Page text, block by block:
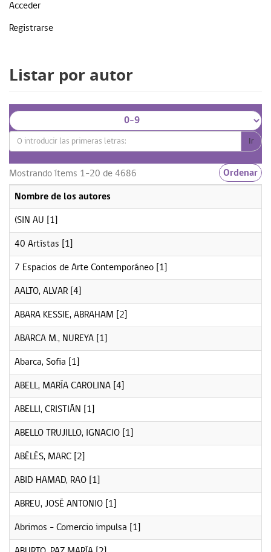
Acceder
Registrarse
Listar por autor
Ir
Mostrando ítems 1-20 de 4686 Ordenar
Nombre de los autores
(SIN AU [1]
40 Artístas [1]
7 Espacios de Arte Contemporáneo [1]
AALTO, ALVAR [4]
ABARA KESSIE, ABRAHAM [2]
ABARCA M., NUREYA [1]
Abarca, Sofia [1]
ABELL, MARÍA CAROLINA [4]
ABELLI, CRISTIÁN [1]
ABELLO TRUJILLO, IGNACIO [1]
ABÉLÈS, MARC [2]
ABID HAMAD, RAO [1]
ABREU, JOSÉ ANTONIO [1]
Abrimos - Comercio impulsa [1]